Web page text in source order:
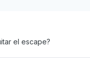
el escape?